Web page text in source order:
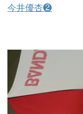
今井優杏❷